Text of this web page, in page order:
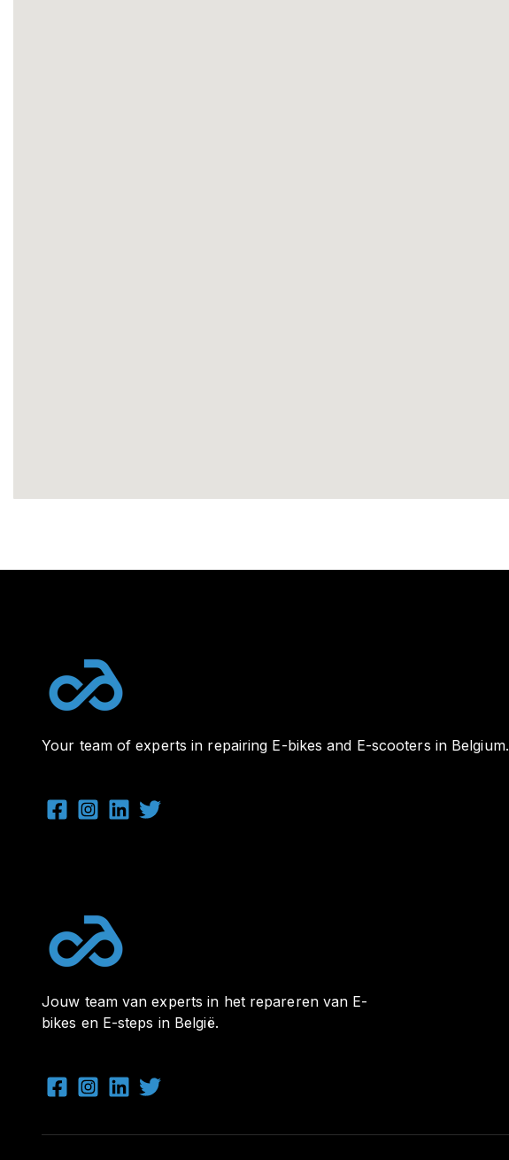
Your team of experts in repairing E-bikes and E-scooters in Belgium.
Jouw team van experts in het repareren van E-
bikes en E-steps in België.